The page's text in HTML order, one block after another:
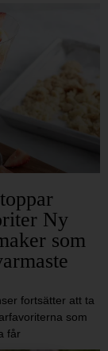
Ny
som
fortsätter att ta
som
får